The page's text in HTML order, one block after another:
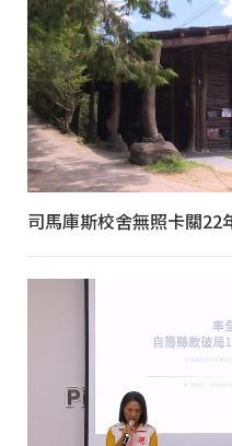
司馬庫斯校舍無照卡關22